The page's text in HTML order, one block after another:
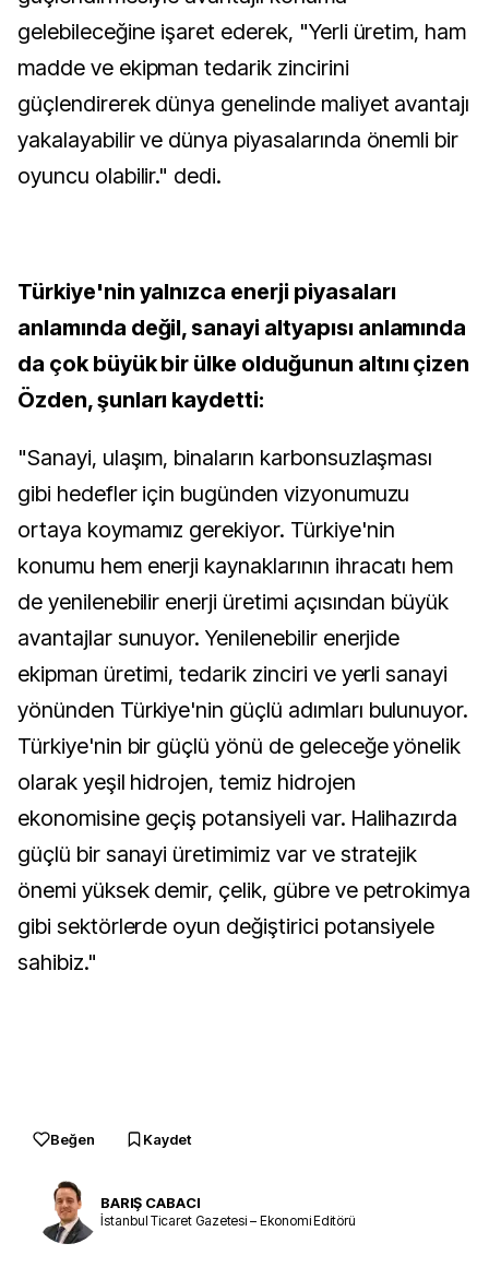
gelebileceğine işaret ederek, "Yerli üretim, ham
madde ve ekipman tedarik zincirini
güçlendirerek dünya genelinde maliyet avantajı
yakalayabilir ve dünya piyasalarında önemli bir
oyuncu olabilir." dedi.
Türkiye'nin yalnızca enerji piyasaları
anlamında değil, sanayi altyapısı anlamında
da çok büyük bir ülke olduğunun altını çizen
Özden, şunları kaydetti:
"Sanayi, ulaşım, binaların karbonsuzlaşması
gibi hedefler için bugünden vizyonumuzu
ortaya koymamız gerekiyor. Türkiye'nin
konumu hem enerji kaynaklarının ihracatı hem
de yenilenebilir enerji üretimi açısından büyük
avantajlar sunuyor. Yenilenebilir enerjide
ekipman üretimi, tedarik zinciri ve yerli sanayi
yönünden Türkiye'nin güçlü adımları bulunuyor.
Türkiye'nin bir güçlü yönü de geleceğe yönelik
olarak yeşil hidrojen, temiz hidrojen
ekonomisine geçiş potansiyeli var. Halihazırda
güçlü bir sanayi üretimimiz var ve stratejik
önemi yüksek demir, çelik, gübre ve petrokimya
gibi sektörlerde oyun değiştirici potansiyele
sahibiz."
Beğen Kaydet
BARIŞ CABACI
İstanbul Ticaret Gazetesi – Ekonomi Editörü